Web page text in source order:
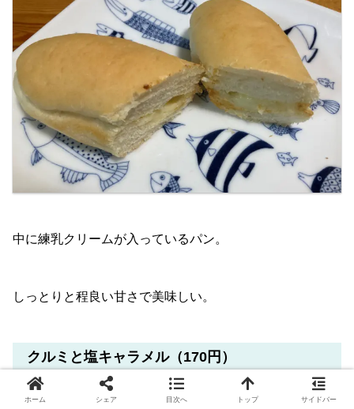
中に練乳クリームが入っているパン。
しっとりと程良い甘さで美味しい。
クルミと塩キャラメル（170円）
ホーム シェア 目次へ トップ サイドバー